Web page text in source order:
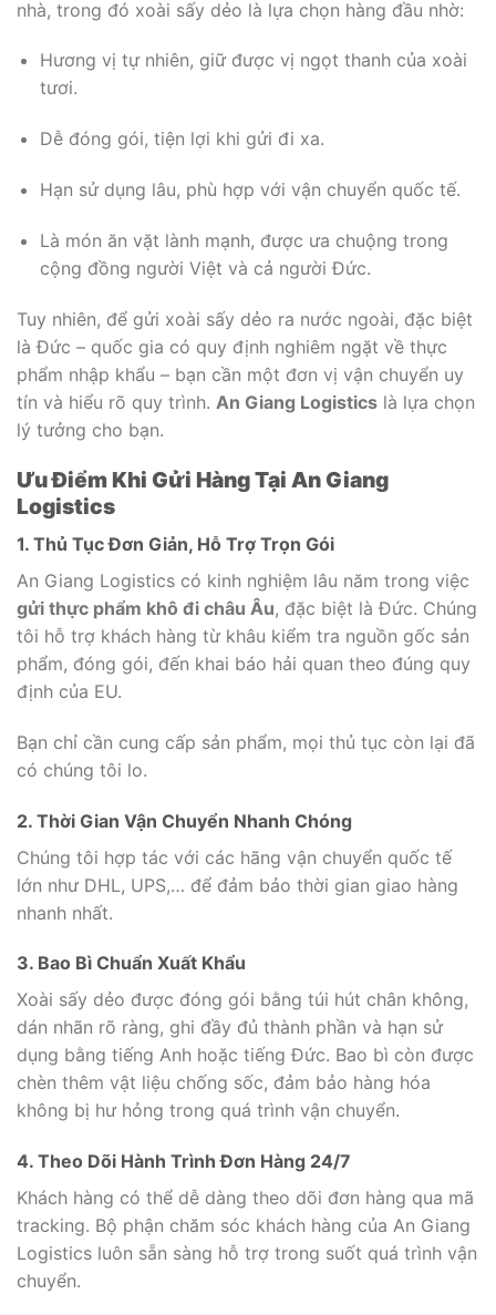
nhà, trong đó xoài sấy dẻo là lựa chọn hàng đầu nhờ:
Hương vị tự nhiên, giữ được vị ngọt thanh của xoài
tươi.
Dễ đóng gói, tiện lợi khi gửi đi xa.
Hạn sử dụng lâu, phù hợp với vận chuyển quốc tế.
Là món ăn vặt lành mạnh, được ưa chuộng trong
cộng đồng người Việt và cả người Đức.
Tuy nhiên, để gửi xoài sấy dẻo ra nước ngoài, đặc biệt
là Đức – quốc gia có quy định nghiêm ngặt về thực
phẩm nhập khẩu – bạn cần một đơn vị vận chuyển uy
tín và hiểu rõ quy trình. An Giang Logistics là lựa chọn
lý tưởng cho bạn.
Ưu Điểm Khi Gửi Hàng Tại An Giang
Logistics
1. Thủ Tục Đơn Giản, Hỗ Trợ Trọn Gói
An Giang Logistics có kinh nghiệm lâu năm trong việc
gửi thực phẩm khô đi châu Âu, đặc biệt là Đức. Chúng
tôi hỗ trợ khách hàng từ khâu kiểm tra nguồn gốc sản
phẩm, đóng gói, đến khai báo hải quan theo đúng quy
định của EU.
Bạn chỉ cần cung cấp sản phẩm, mọi thủ tục còn lại đã
có chúng tôi lo.
2. Thời Gian Vận Chuyển Nhanh Chóng
Chúng tôi hợp tác với các hãng vận chuyển quốc tế
lớn như DHL, UPS,… để đảm bảo thời gian giao hàng
nhanh nhất.
3. Bao Bì Chuẩn Xuất Khẩu
Xoài sấy dẻo được đóng gói bằng túi hút chân không,
dán nhãn rõ ràng, ghi đầy đủ thành phần và hạn sử
dụng bằng tiếng Anh hoặc tiếng Đức. Bao bì còn được
chèn thêm vật liệu chống sốc, đảm bảo hàng hóa
không bị hư hỏng trong quá trình vận chuyển.
4. Theo Dõi Hành Trình Đơn Hàng 24/7
Khách hàng có thể dễ dàng theo dõi đơn hàng qua mã
tracking. Bộ phận chăm sóc khách hàng của An Giang
Logistics luôn sẵn sàng hỗ trợ trong suốt quá trình vận
chuyển.